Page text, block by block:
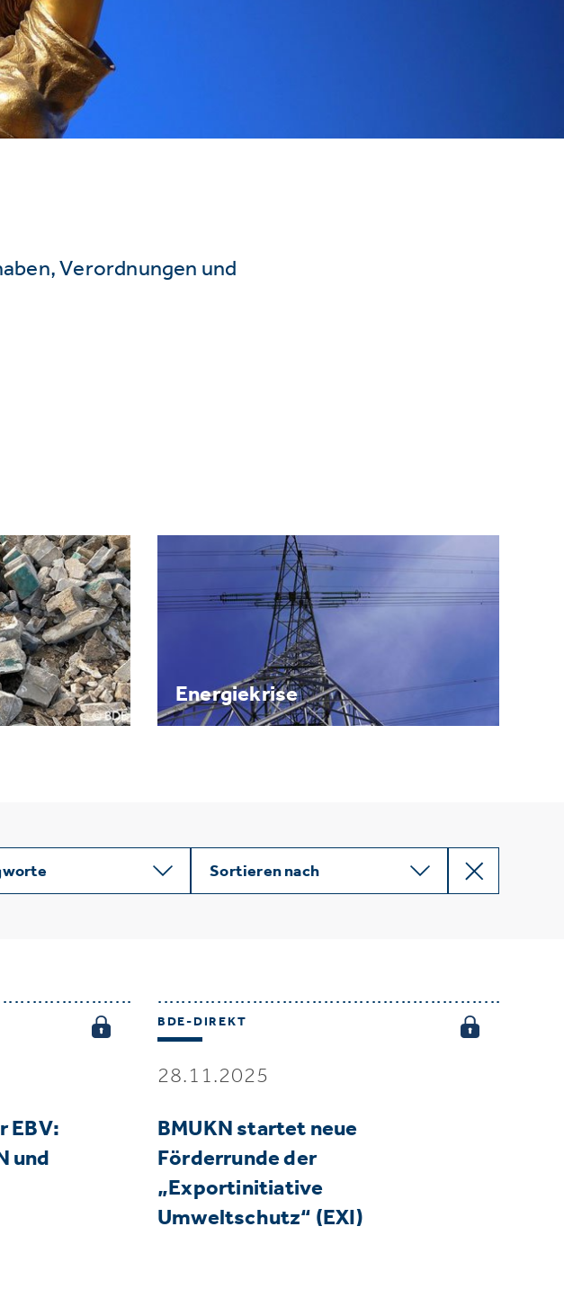
Verordnungen und
Energiekrise
Sortieren nach
EBV:
und
BDE-DIREKT
28.11.2025
BMUKN startet neue
Förderrunde der
„Exportinitiative
Umweltschutz“ (EXI)